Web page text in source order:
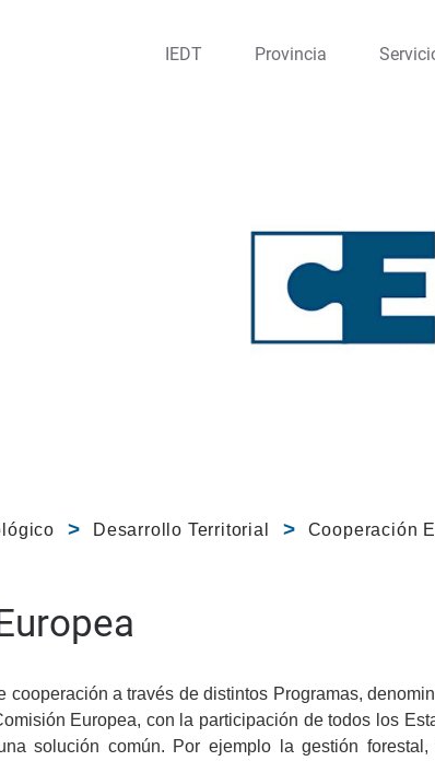
IEDT Provincia
Desarrollo Territorial Cooperación
a través de distintos Programas,
Europea, con la participación de todos los
solución común. Por ejemplo la gestión